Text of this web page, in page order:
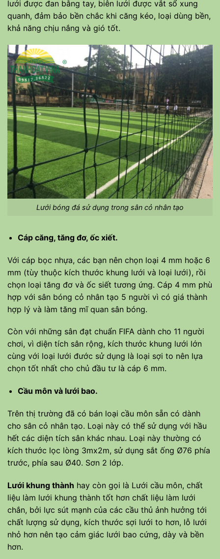
lưới được đan bằng tay, biên lưới được vắt sổ xung
quanh, đảm bảo bền chắc khi căng kéo, loại dùng bền,
khả năng chịu nắng và gió tốt.
Lưới bóng đá sử dụng trong sân cỏ nhân tạo
Cáp căng, tăng đơ, ốc xiết.
Với cáp bọc nhựa, các bạn nên chọn loại 4 mm hoặc 6
mm (tùy thuộc kích thước khung lưới và loại lưới), rồi
chọn loại tăng đơ và ốc siết tương ứng. Cáp 4 mm phù
hợp với sân bóng cỏ nhân tạo 5 người vì có giá thành
hợp lý và làm tăng mĩ quan sân bóng.
Còn với những sân đạt chuẩn FIFA dành cho 11 người
chơi, vì diện tích sân rộng, kích thước khung lưới lớn
cùng với loại lưới đước sử dụng là loại sợi to nên lựa
chọn tốt nhất cho chủ đầu tư là cáp 6 mm.
Cầu môn và lưới bao.
Trên thị trường đã có bán loại cầu môn sẵn có dành
cho sân cỏ nhân tạo. Loại này có thể sử dụng với hầu
hết các diện tích sân khác nhau. Loại này thường có
kích thước lọc lòng 3mx2m, sử dụng sắt ống Ø76 phía
trước, phía sau Ø40. Sơn 2 lớp.
Lưới khung thành hay còn gọi là Lưới cầu môn, chất
liệu làm lưới khung thành tốt hơn chất liệu làm lưới
chắn, bởi lực sút mạnh của các cầu thủ ảnh hưởng tới
chất lượng sử dụng, kích thước sợi lưới to hơn, lỗ lưới
nhỏ hơn nên tạo cảm giác lưới bao cứng, dày và bền
hơn.